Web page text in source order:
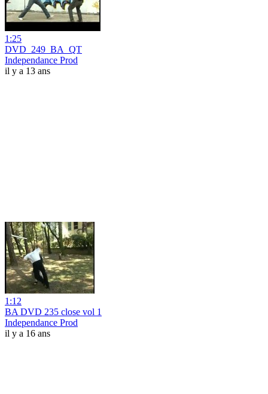
1:25
DVD_249_BA_QT
Independance Prod
il y a 13 ans
1:12
BA DVD 235 close vol 1
Independance Prod
il y a 16 ans